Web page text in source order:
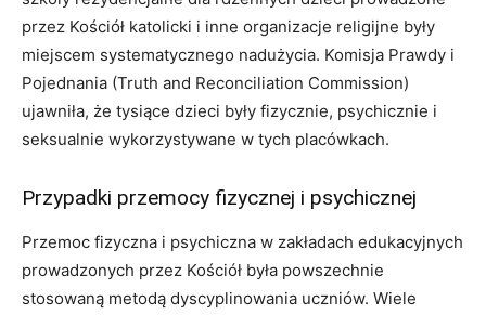
przez Kościół katolicki i inne organizacje religijne były
miejscem systematycznego nadużycia. Komisja Prawdy i
Pojednania (Truth and Reconciliation Commission)
ujawniła, że tysiące dzieci były fizycznie, psychicznie i
seksualnie wykorzystywane w tych placówkach.
Przypadki przemocy fizycznej i psychicznej
Przemoc fizyczna i psychiczna w zakładach edukacyjnych
prowadzonych przez Kościół była powszechnie
stosowaną metodą dyscyplinowania uczniów. Wiele